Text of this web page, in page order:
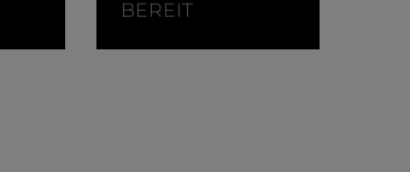
BEREIT